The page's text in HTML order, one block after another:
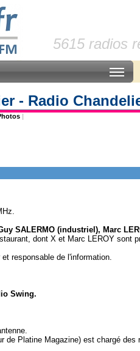
5615 radios
- Radio
|
SALERMO (industriel), Marc
dont X et Marc LEROY sont
responsable de l'information.
Swing.
de Platine Magazine) est chargé des